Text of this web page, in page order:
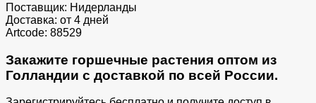
Поставщик: Нидерланды
Доставка: от 4 дней
Artcode: 88529
Закажите горшечные растения оптом из
Голландии с доставкой по всей России.